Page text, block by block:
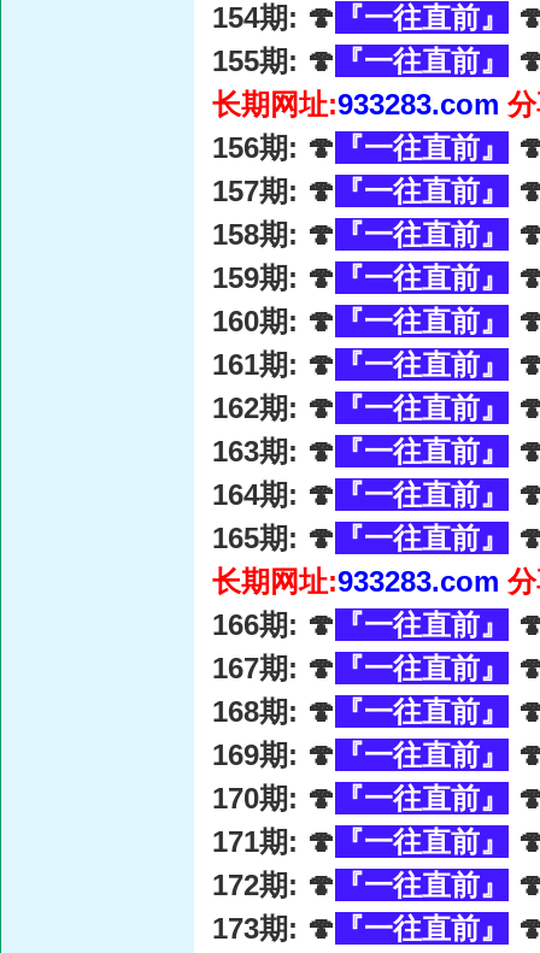
154期: 🍄 『一往直前』
155期: 🍄 『一往直前』
长期网址:933283.com
156期: 🍄 『一往直前』
157期: 🍄 『一往直前』
158期: 🍄 『一往直前』
159期: 🍄 『一往直前』
160期: 🍄 『一往直前』
161期: 🍄 『一往直前』
162期: 🍄 『一往直前』
163期: 🍄 『一往直前』
164期: 🍄 『一往直前』
165期: 🍄 『一往直前』
长期网址:933283.com
166期: 🍄 『一往直前』
167期: 🍄 『一往直前』
168期: 🍄 『一往直前』
169期: 🍄 『一往直前』
170期: 🍄 『一往直前』
171期: 🍄 『一往直前』
172期: 🍄 『一往直前』
173期: 🍄 『一往直前』